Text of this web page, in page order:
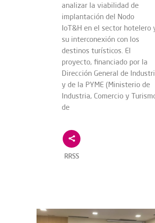
analizar la viabilidad de
implantación del Nodo
IoT&H en el sector hotelero
su interconexión con los
destinos turísticos. El
proyecto, financiado por la
Dirección General de
y de la PYME (Ministerio de
Industria, Comercio y
de
RRSS